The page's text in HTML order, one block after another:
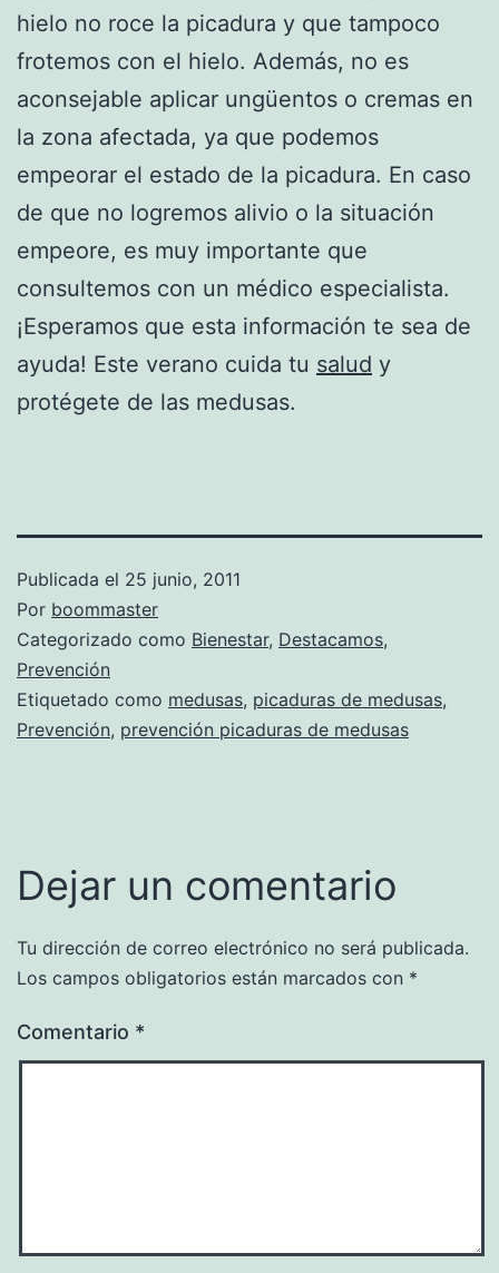
hielo no roce la picadura y que tampoco
frotemos con el hielo. Además, no es
aconsejable aplicar ungüentos o cremas en
la zona afectada, ya que podemos
empeorar el estado de la picadura. En caso
de que no logremos alivio o la situación
empeore, es muy importante que
consultemos con un médico especialista.
¡Esperamos que esta información te sea de
ayuda! Este verano cuida tu salud y
protégete de las medusas.
Publicada el 25 junio, 2011
Por boommaster
Categorizado como Bienestar, Destacamos,
Prevención
Etiquetado como medusas, picaduras de medusas,
Prevención, prevención picaduras de medusas
Dejar un comentario
Tu dirección de correo electrónico no será publicada.
Los campos obligatorios están marcados con *
Comentario *